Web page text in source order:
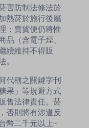
害防制法修法於
熱菸於施行後屬
；賣貨便仍將惟
品（含電子煙、
續維持不得販
。
代稱之關鍵字刊
果」等規避方式
售法律責任。菸
否則將有涉違反
幣二千元以上~